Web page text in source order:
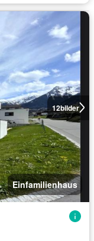
12bilder
Einfamilienhaus